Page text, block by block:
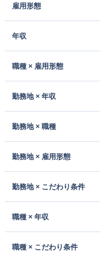
雇用形態
年収
職種 × 雇用形態
勤務地 × 年収
勤務地 × 職種
勤務地 × 雇用形態
勤務地 × こだわり条件
職種 × 年収
職種 × こだわり条件